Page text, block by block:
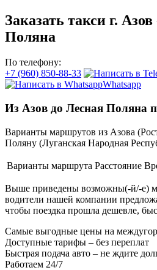
Заказать такси г.
Поляна
По телефону:
+7 (960) 850-88-33
Whatsapp
Из Азов до Лесная Поляна
Варианты маршрутов из Азова
Поляну (Луганская Народная
Варианты маршрута Расстояние
Выше приведены возможны(-й/-е)
водители нашей компании
чтобы поездка прошла дешевле,
Самые выгодные цены на
Доступные тарифы – без переплат
Быстрая подача авто – не ждите
Работаем 24/7